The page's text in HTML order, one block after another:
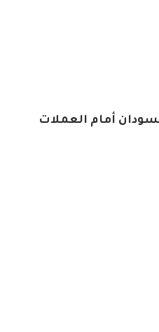
أمام العملات